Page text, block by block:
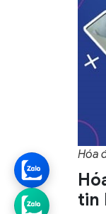
Hóa
tin